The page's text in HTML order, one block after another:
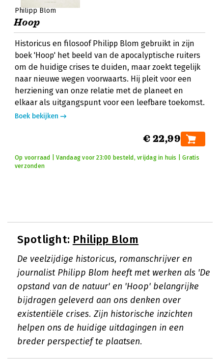
Philipp Blom
Hoop
Historicus en filosoof Philipp Blom gebruikt in zijn
boek 'Hoop' het beeld van de apocalyptische ruiters
om de huidige crises te duiden, maar zoekt tegelijk
naar nieuwe wegen voorwaarts. Hij pleit voor een
herziening van onze relatie met de planeet en
elkaar als uitgangspunt voor een leefbare toekomst.
Boek bekijken
€ 22,99
Op voorraad | Vandaag voor 23:00 besteld, vrijdag in huis | Gratis
verzonden
Spotlight: Philipp Blom
De veelzijdige historicus, romanschrijver en
journalist Philipp Blom heeft met werken als 'De
opstand van de natuur' en 'Hoop' belangrijke
bijdragen geleverd aan ons denken over
existentiële crises. Zijn historische inzichten
helpen ons de huidige uitdagingen in een
breder perspectief te plaatsen.